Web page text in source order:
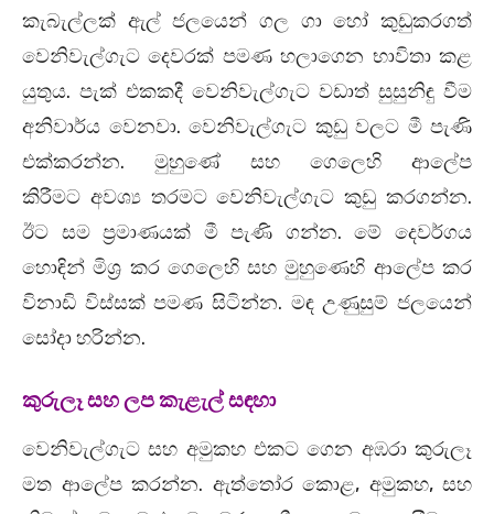
කැබැල්ලක් ඇල් ජලයෙන් ගල ගා හෝ කුඩුකරගත්
වෙනිවැල්ගැට දෙවරක් පමණ හලාගෙන භාවිතා කළ
යුතුය. පැක් එකකදී වෙනිවැල්ගැට වඩාත් සුසුනිඳු වීම
අනිවාර්ය වෙනවා. වෙනිවැල්ගැට කුඩු වලට මී පැණි
එක්කරන්න. මුහුණේ සහ ගෙලෙහි ආලේප
කිරීමට අවශ්‍ය තරමට වෙනිවැල්ගැට කුඩු කරගන්න.
ඊට සම ප්‍රමාණයක් මී පැණි ගන්න. මේ දෙවර්ගය
හොඳින් මිශ්‍ර කර ගෙලෙහි සහ මුහුණෙහි ආලේප කර
විනාඩි විස්සක් පමණ සිටින්න. මඳ උණුසුම් ජලයෙන්
සෝදා හරින්න.
කුරුලෑ සහ ලප කැළැල් සඳහා
වෙනිවැල්ගැට සහ අමුකහ එකට ගෙන අඹරා කුරුලෑ
මත ආලේප කරන්න. ඇත්තෝර කොළ, අමුකහ, සහ